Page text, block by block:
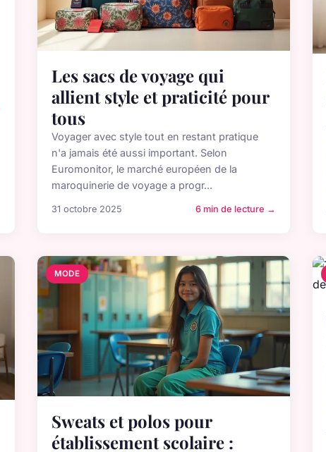
Les sacs de voyage qui
allient style et praticité pour
tous
Voyager avec style tout en restant pratique
n'a jamais été aussi important. Selon
Euromonitor, le marché européen de la
maroquinerie de voyage a progr...
31 octobre 2025 6 min de lecture →
MODE
Sweats et polos pour
établissement scolaire :